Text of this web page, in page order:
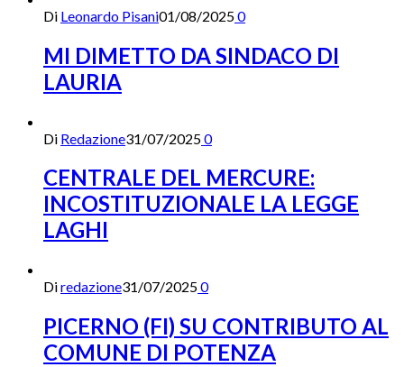
Di Leonardo Pisani01/08/20250
MI DIMETTO DA SINDACO DI
LAURIA
Di Redazione31/07/20250
CENTRALE DEL MERCURE:
INCOSTITUZIONALE LA LEGGE
LAGHI
Diredazione31/07/20250
PICERNO (FI) SU CONTRIBUTO AL
COMUNE DI POTENZA